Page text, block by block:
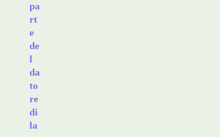
pa
rt
e
de
l
da
to
re
di
la